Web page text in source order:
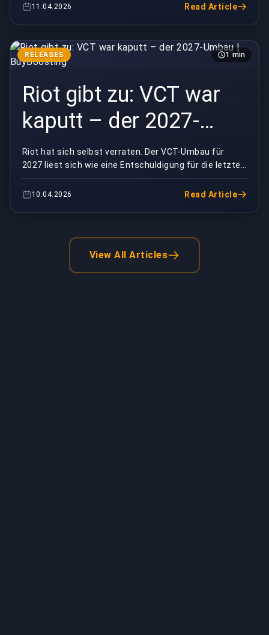
11.04.2026 Read Article
RELEASES 1 min
Riot gibt zu: VCT war
kaputt – der 2027-
Umbau | BuyBoosting
Riot hat sich selbst verraten. Der VCT-Umbau für
2027 liest sich wie eine Entschuldigung für die letzten
drei Jahre Franchise-Val — nur dass sie es ni...
10.04.2026 Read Article
View All Articles